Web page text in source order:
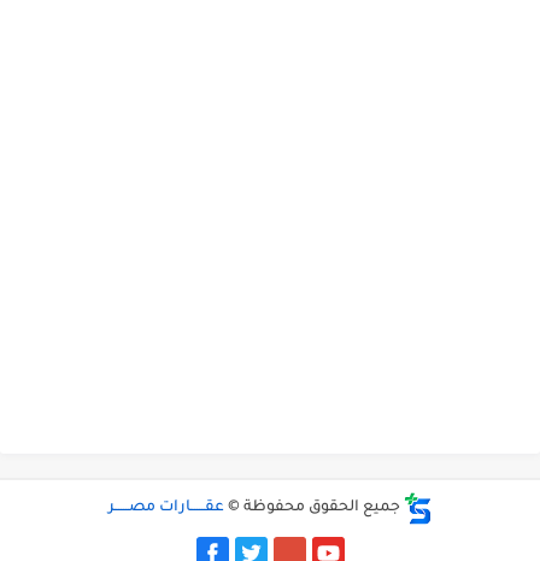
جميع الحقوق محفوظة © عقــــــارات مصــــــر